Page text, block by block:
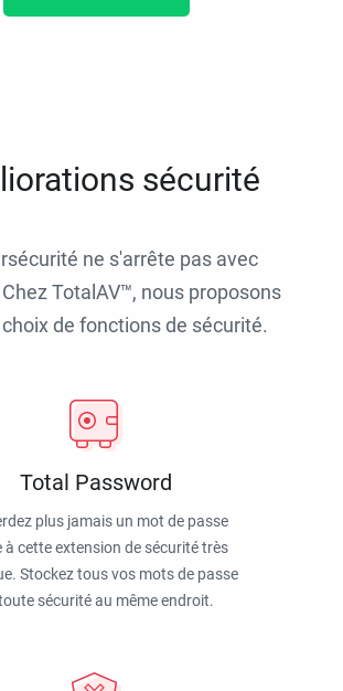
sécurité
ne s'arrête pas avec
TotalAV™, nous proposons
de fonctions de sécurité.
Total Password
plus jamais un mot de passe
à cette extension de sécurité très
Stockez tous vos mots de passe
sécurité au même endroit.